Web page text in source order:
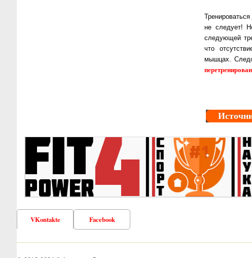
не следует!
следующей
что
мышцах.
VKontakte Facebook